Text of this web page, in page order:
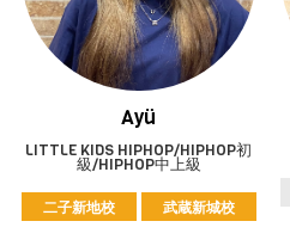
Ayü
LITTLE KIDS HIPHOP/HIPHOP初
級/HIPHOP中上級
二子新地校 武蔵新城校